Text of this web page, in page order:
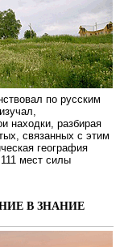
по русским
находки, разбирая
связанных с этим
география
мест силы
В ЗНАНИЕ